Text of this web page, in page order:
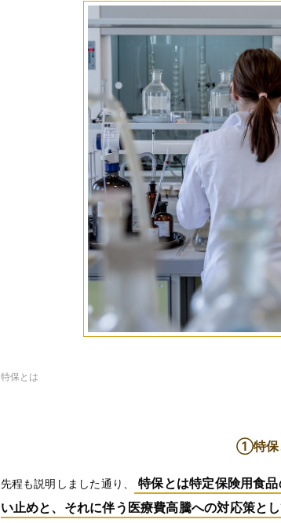
特保とは
①特保
先程も説明しました通り、 特保とは特定保険用食
い止めと、それに伴う医療費高騰への対応策と